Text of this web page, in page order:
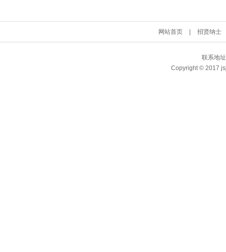
网站首页 招贤纳士
联系地
Copyright © 2017